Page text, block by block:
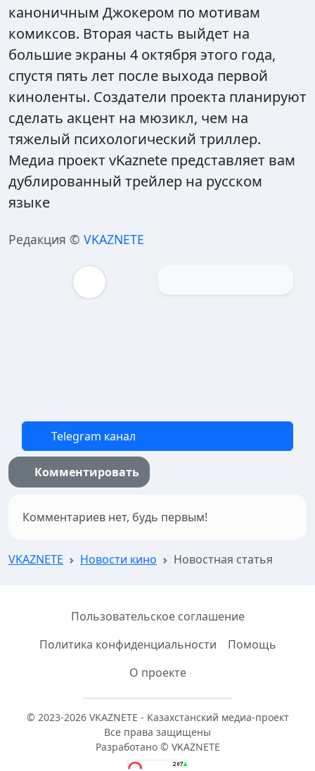
каноничным Джокером по мотивам
комиксов. Вторая часть выйдет на
большие экраны 4 октября этого года,
спустя пять лет после выхода первой
киноленты. Создатели проекта планируют
сделать акцент на мюзикл, чем на
тяжелый психологический триллер.
Медиа проект vKaznete представляет вам
дублированный трейлер на русском
языке
Редакция © VKAZNETE
Telegram канал
Комментировать
Комментариев нет, будь первым!
VKAZNETE Новости кино Новостная статья
Пользовательское соглашение
Политика конфиденциальности
Помощь
О проекте
© 2023-2026 VKAZNETE - Казахстанский медиа-проект
Все права защищены
Разработано © VKAZNETE